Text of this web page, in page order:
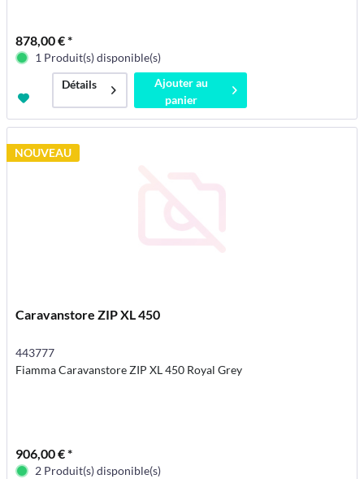
878,00 € *
1 Produit(s) disponible(s)
Détails
Ajouter au
panier
NOUVEAU
Caravanstore ZIP XL 450
443777
Fiamma Caravanstore ZIP XL 450 Royal Grey
906,00 € *
2 Produit(s) disponible(s)